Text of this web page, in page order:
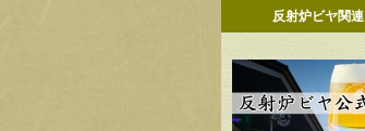
反射炉ビヤ関連